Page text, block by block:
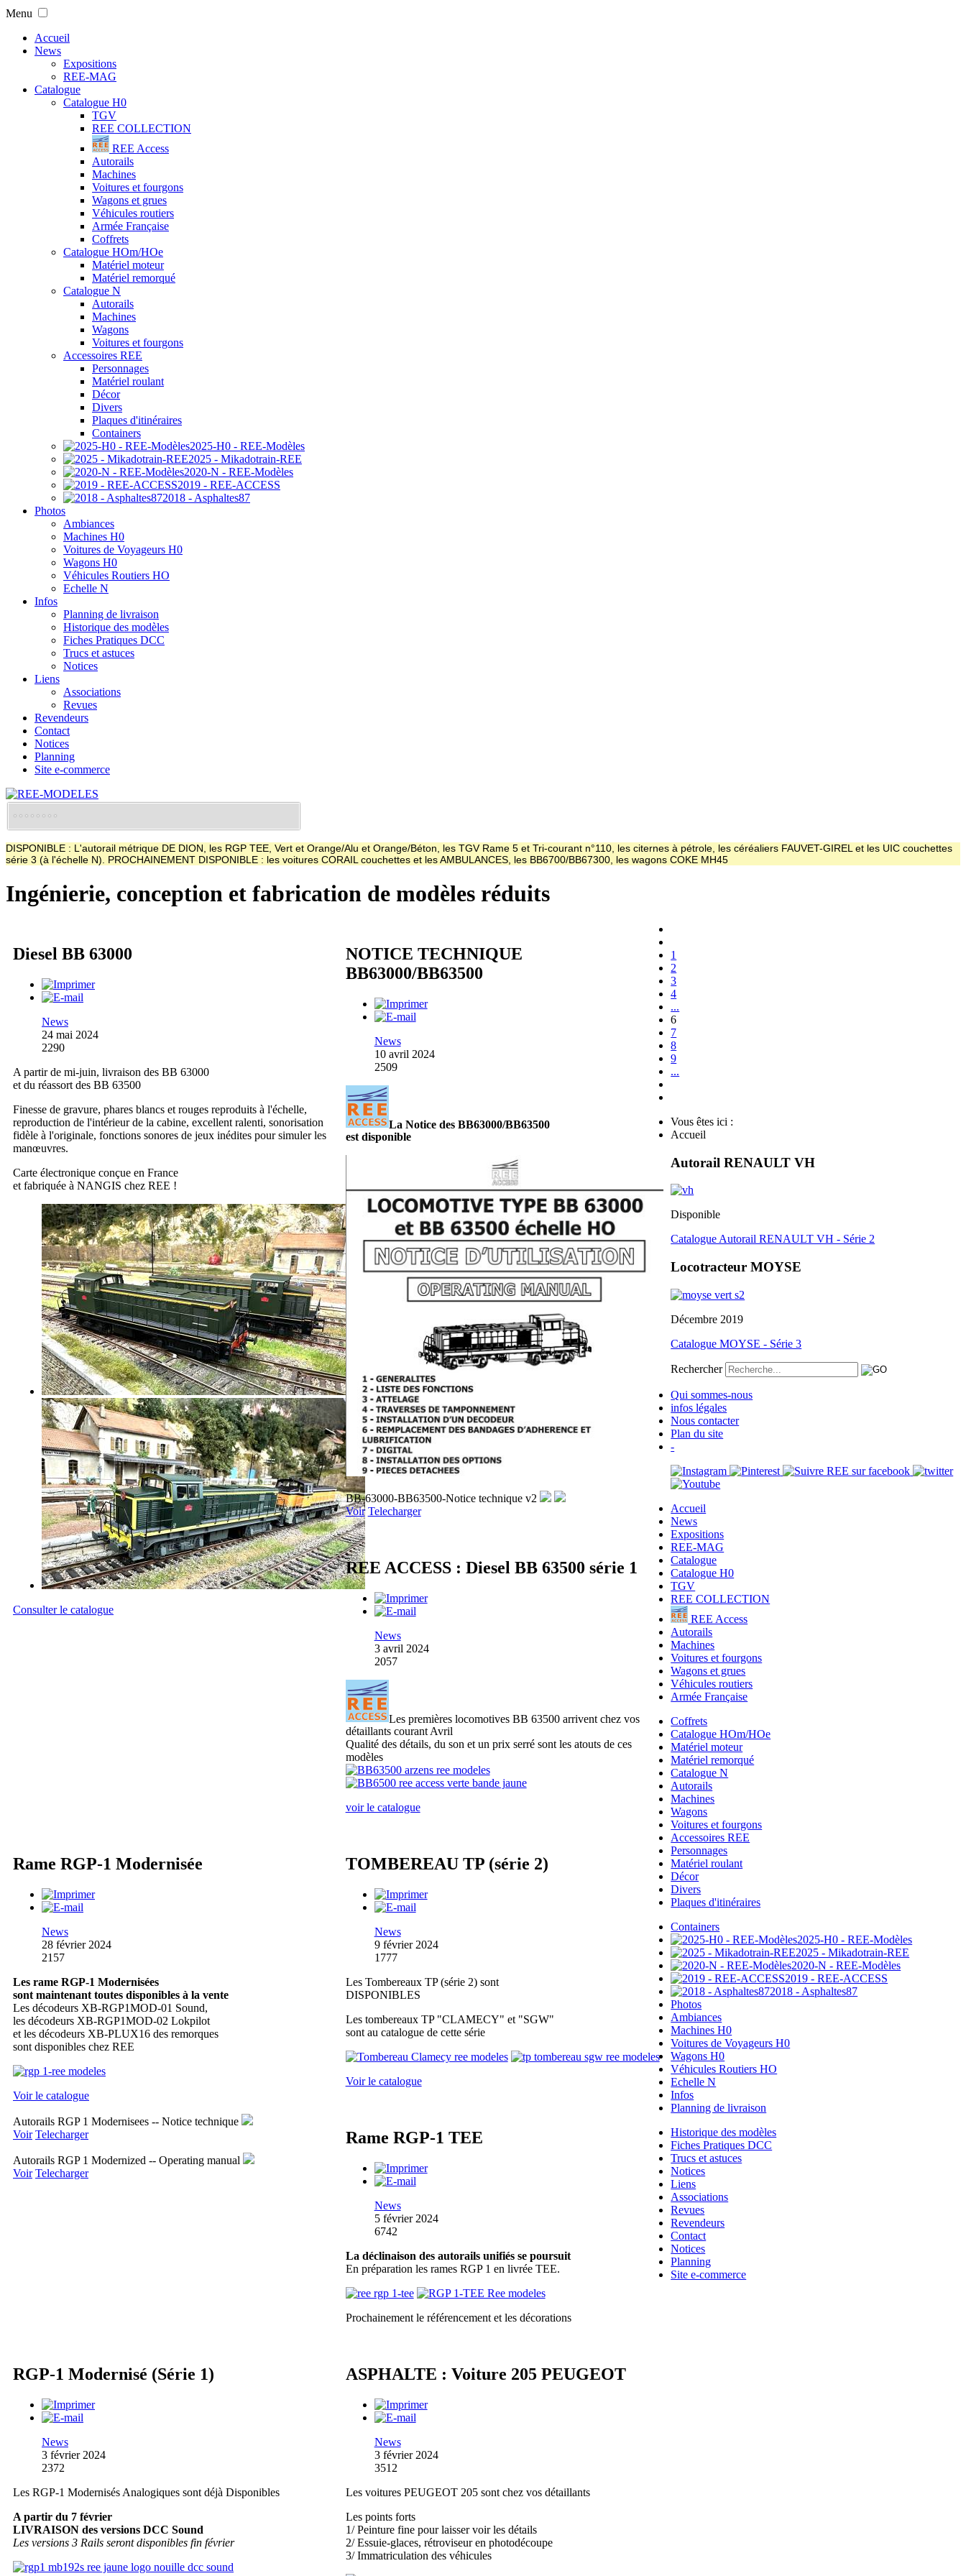
Menu
Accueil
News
Expositions
REE-MAG
Catalogue
Catalogue H0
TGV
REE COLLECTION
REE Access
Autorails
Machines
Voitures et fourgons
Wagons et grues
Véhicules routiers
Armée Française
Coffrets
Catalogue HOm/HOe
Matériel moteur
Matériel remorqué
Catalogue N
Autorails
Machines
Wagons
Voitures et fourgons
Accessoires REE
Personnages
Matériel roulant
Décor
Divers
Plaques d'itinéraires
Containers
2025-H0 - REE-Modèles
2025 - Mikadotrain-REE
2020-N - REE-Modèles
2019 - REE-ACCESS
2018 - Asphaltes87
Photos
Ambiances
Machines H0
Voitures de Voyageurs H0
Wagons H0
Véhicules Routiers HO
Echelle N
Infos
Planning de livraison
Historique des modèles
Fiches Pratiques DCC
Trucs et astuces
Notices
Liens
Associations
Revues
Revendeurs
Contact
Notices
Planning
Site e-commerce
DISPONIBLE : L'autorail métrique DE DION, les RGP TEE, Vert et Orange/Alu et Orange/Béton, les TGV Rame 5 et Tri-courant n°110, les citernes à pétrole, les céréaliers FAUVET-GIREL et les UIC couchettes
série 3 (à l'échelle N). PROCHAINEMENT DISPONIBLE : les voitures CORAIL couchettes et les AMBULANCES, les BB6700/BB67300, les wagons COKE MH45
Ingénierie, conception et fabrication de modèles réduits
Diesel BB 63000
News
24 mai 2024
2290
A partir de mi-juin, livraison des BB 63000
et du réassort des BB 63500
Finesse de gravure, phares blancs et rouges reproduits à l'échelle,
reproduction de l'intérieur de la cabine, excellent ralenti, sonorisation
fidèle à l'originale, fonctions sonores de jeux inédites pour simuler les
manœuvres.
Carte électronique conçue en France
et fabriquée à NANGIS chez REE !
Consulter le catalogue
NOTICE TECHNIQUE
BB63000/BB63500
News
10 avril 2024
2509
La Notice des BB63000/BB63500
est disponible
BB-63000-BB63500-Notice technique v2
Voir Telecharger
REE ACCESS : Diesel BB 63500 série 1
News
3 avril 2024
2057
Les premières locomotives BB 63500 arrivent chez vos
détaillants courant Avril
Qualité des détails, du son et un prix serré sont les atouts de ces
modèles
voir le catalogue
Rame RGP-1 Modernisée
News
28 février 2024
2157
Les rame RGP-1 Modernisées
sont maintenant toutes disponibles à la vente
Les décodeurs XB-RGP1MOD-01 Sound,
les décodeurs XB-RGP1MOD-02 Lokpilot
et les décodeurs XB-PLUX16 des remorques
sont disponibles chez REE
Voir le catalogue
Autorails RGP 1 Modernisees -- Notice technique
Voir Telecharger
Autorails RGP 1 Modernized -- Operating manual
Voir Telecharger
TOMBEREAU TP (série 2)
News
9 février 2024
1777
Les Tombereaux TP (série 2) sont
DISPONIBLES
Les tombereaux TP "CLAMECY" et "SGW"
sont au catalogue de cette série
Voir le catalogue
Rame RGP-1 TEE
News
5 février 2024
6742
La déclinaison des autorails unifiés se poursuit
En préparation les rames RGP 1 en livrée TEE.
Prochainement le référencement et les décorations
RGP-1 Modernisé (Série 1)
News
3 février 2024
2372
Les RGP-1 Modernisés Analogiques sont déjà Disponibles
A partir du 7 février
LIVRAISON des versions DCC Sound
Les versions 3 Rails seront disponibles fin février
ASPHALTE : Voiture 205 PEUGEOT
News
3 février 2024
3512
Les voitures PEUGEOT 205 sont chez vos détaillants
Les points forts
1/ Peinture fine pour laisser voir les détails
2/ Essuie-glaces, rétroviseur en photodécoupe
3/ Immatriculation des véhicules
1
2
3
4
...
6
7
8
9
...
Vous êtes ici :
Accueil
Autorail RENAULT VH
Disponible
Catalogue Autorail RENAULT VH - Série 2
Locotracteur MOYSE
Décembre 2019
Catalogue MOYSE - Série 3
Rechercher
Qui sommes-nous
infos légales
Nous contacter
Plan du site
-
Accueil
News
Expositions
REE-MAG
Catalogue
Catalogue H0
TGV
REE COLLECTION
REE Access
Autorails
Machines
Voitures et fourgons
Wagons et grues
Véhicules routiers
Armée Française
Coffrets
Catalogue HOm/HOe
Matériel moteur
Matériel remorqué
Catalogue N
Autorails
Machines
Wagons
Voitures et fourgons
Accessoires REE
Personnages
Matériel roulant
Décor
Divers
Plaques d'itinéraires
Containers
2025-H0 - REE-Modèles
2025 - Mikadotrain-REE
2020-N - REE-Modèles
2019 - REE-ACCESS
2018 - Asphaltes87
Photos
Ambiances
Machines H0
Voitures de Voyageurs H0
Wagons H0
Véhicules Routiers HO
Echelle N
Infos
Planning de livraison
Historique des modèles
Fiches Pratiques DCC
Trucs et astuces
Notices
Liens
Associations
Revues
Revendeurs
Contact
Notices
Planning
Site e-commerce